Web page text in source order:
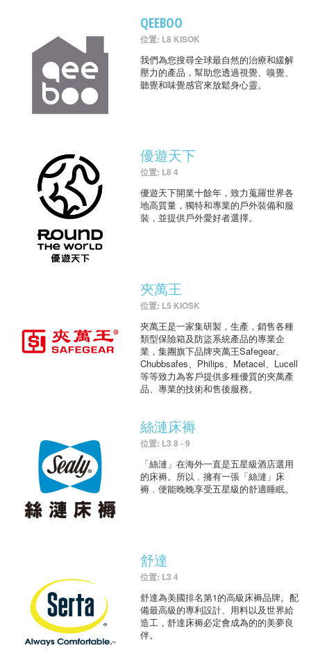
QEEBOO
位置: L8 KISOK
我們為您搜尋全球最自然的治療和緩解
壓力的產品，幫助您透過視覺、嗅覺、
聽覺和味覺感官來放鬆身心靈。
優遊天下
位置: L8 4
優遊天下開業十餘年，致力蒐羅世界各
地高質量，獨特和專業的戶外裝備和服
裝，並提供戶外愛好者選擇。
夾萬王
位置: L5 KIOSK
夾萬王是一家集研製，生產，銷售各種
類型保險箱及防盜系統產品的專業企
業，集團旗下品牌夾萬王Safegear、
Chubbsafes、Philips、Metacel、Lucell
等等致力為客戶提供多種優質的夾萬產
品、專業的技術和售後服務。
絲漣床褥
位置: L3 8 - 9
「絲漣」在海外一直是五星級酒店選用
的床褥。所以﹐擁有一張「絲漣」床
褥﹐便能晚晚享受五星級的舒適睡眠。
舒達
位置: L3 4
舒達為美國排名第1的高級床褥品牌。配
備最高級的專利設計、用料以及世界給
造工，舒達床褥必定會成為的的美夢良
伴。